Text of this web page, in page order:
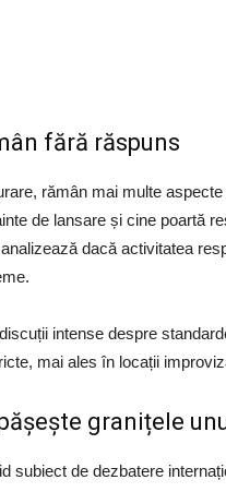
fără răspuns
rămân mai multe
de lansare și cine poartă
dacă activitatea
intense despre
mai ales în locații
granițele
subiect de dezbatere